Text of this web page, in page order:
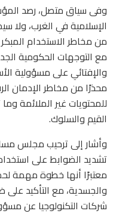
وفى سياق متصل، رصد
الإسلامية في الغرب، ولا
من مخاطر الاستخدام
مع التوجهات الحكومية
والإفتائي على مسؤولية
محذرًا من مخاطر الإدمان
للمحتويات غير الملائمة
القيم والسلوك.
وأشار إلى ترحيب مجلس
تشديد الضوابط على
معتبرًا أنها خطوة مهمة
والجسدية، مع التأكيد على
شركات التكنولوجيا عن